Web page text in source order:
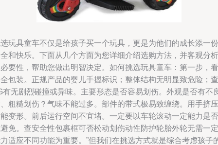
玩具童车不仅是给孩子买一个玩具，更是为他们的成长添一份
和快乐。下面从几个方面为您详细介绍选购方法，并客观分析
要性，帮助您做出明智决定。如何挑选玩具童车：第一步，看
包装。正规产品的婴儿手握标识；整体结构无明显致危险；查
有无剧烈碰撞或异味。主要形态是否容易划伤。外观是否有不
粗糙划伤？气味不能过多。部件的带式极易致缠绕。用手挤压
变形。前后运行空间不宜堵。一定要以车轮滚动一定能力是否
免。查安全性包裹框可否松动划伤动性防护轮胎外轮无需一定
适应不同功能为重要。”但我们在挑选方式就是综合考虑孩子